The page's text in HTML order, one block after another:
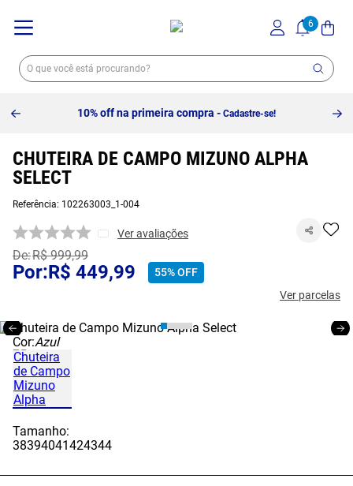
10% off na primeira compra - Cadastre-se!
CHUTEIRA DE CAMPO MIZUNO ALPHA
SELECT
Referência: 102263003_1-004
Ver avaliações
R$ 999,99
R$ 449,99 55%OFF
Ver parcelas
Cor:Azul
Tamanho:
38394041424344